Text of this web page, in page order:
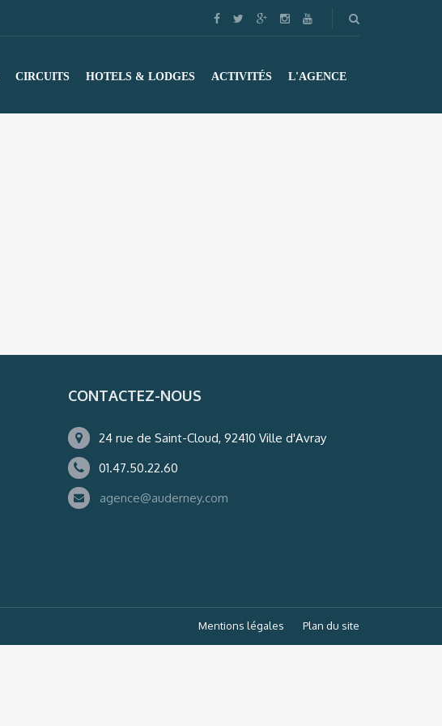
CIRCUITS HOTELS & LODGES ACTIVITÉS L'AGENCE
CONTACTEZ-NOUS
24 rue de Saint-Cloud, 92410 Ville d'Avray
01.47.50.22.60
agence@auderney.com
Mentions légales Plan du site